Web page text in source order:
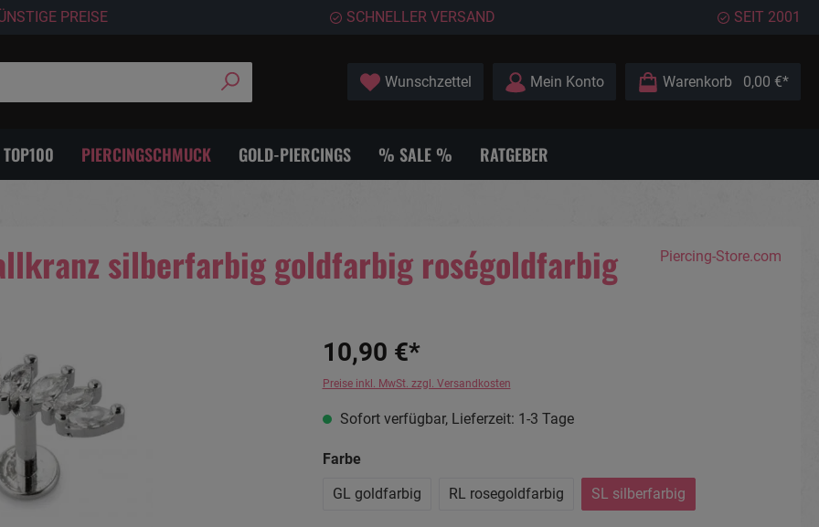
PREISE SCHNELLER VERSAND SEIT 2001
Wunschzettel Mein Konto Warenkorb 0,00 €*
PIERCINGSCHMUCK GOLD-PIERCINGS % SALE % RATGEBER
silberfarbig goldfarbig roségoldfarbig Piercing-Store.com
10,90 €*
Preise inkl. MwSt. zzgl. Versandkosten
Sofort verfügbar, Lieferzeit: 1-3 Tage
Farbeauswählen
GL goldfarbig RL rosegoldfarbig SL silberfarbig